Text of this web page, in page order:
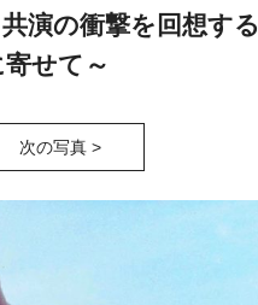
演の衝撃を回想する
せて～
次の写真 >